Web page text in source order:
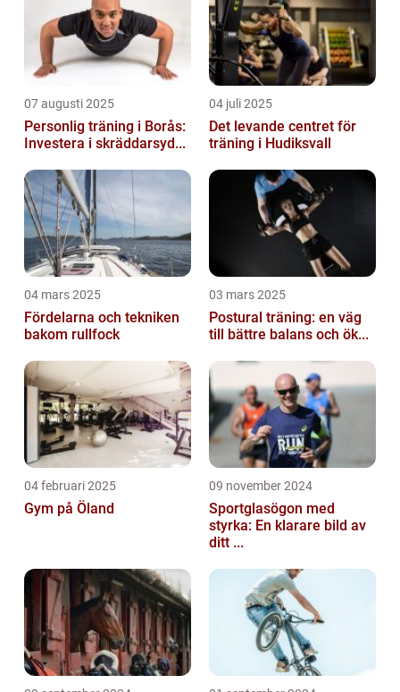
07 augusti 2025
Personlig träning i Borås:
Investera i skräddarsyd...
04 juli 2025
Det levande centret för
träning i Hudiksvall
04 mars 2025
Fördelarna och tekniken
bakom rullfock
03 mars 2025
Postural träning: en väg
till bättre balans och ök...
04 februari 2025
Gym på Öland
09 november 2024
Sportglasögon med
styrka: En klarare bild av
ditt ...